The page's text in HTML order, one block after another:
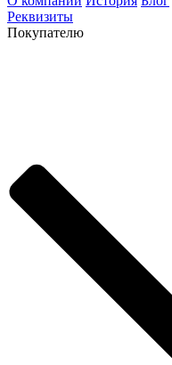
Реквизиты
Покупателю